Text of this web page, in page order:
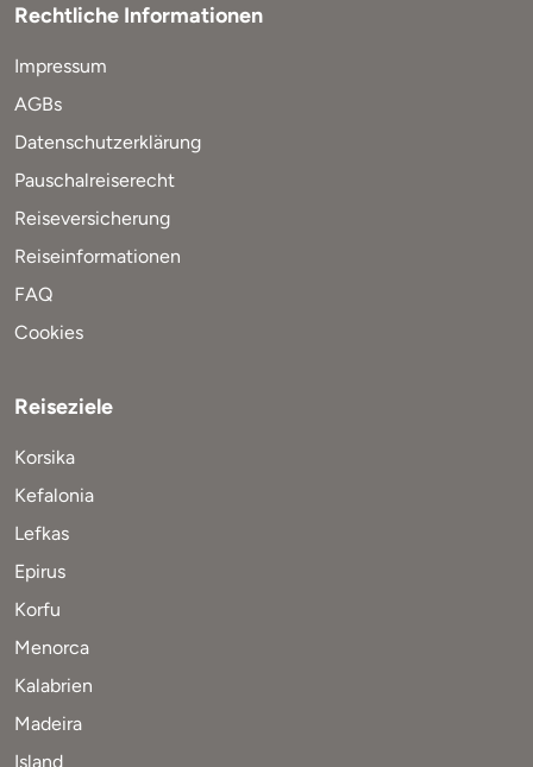
Rechtliche Informationen
Impressum
AGBs
Datenschutzerklärung
Pauschalreiserecht
Reiseversicherung
Reiseinformationen
FAQ
Cookies
Reiseziele
Korsika
Kefalonia
Lefkas
Epirus
Korfu
Menorca
Kalabrien
Madeira
Island